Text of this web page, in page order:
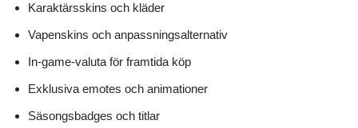
Karaktärsskins och kläder
Vapenskins och anpassningsalternativ
In-game-valuta för framtida köp
Exklusiva emotes och animationer
Säsongsbadges och titlar